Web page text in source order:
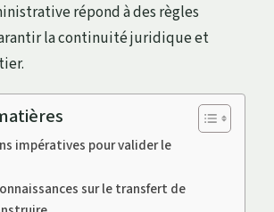
répond à des règles
la continuité juridique et
impératives pour valider le
sur le transfert de